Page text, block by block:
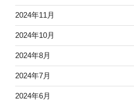
2024年11月
2024年10月
2024年8月
2024年7月
2024年6月